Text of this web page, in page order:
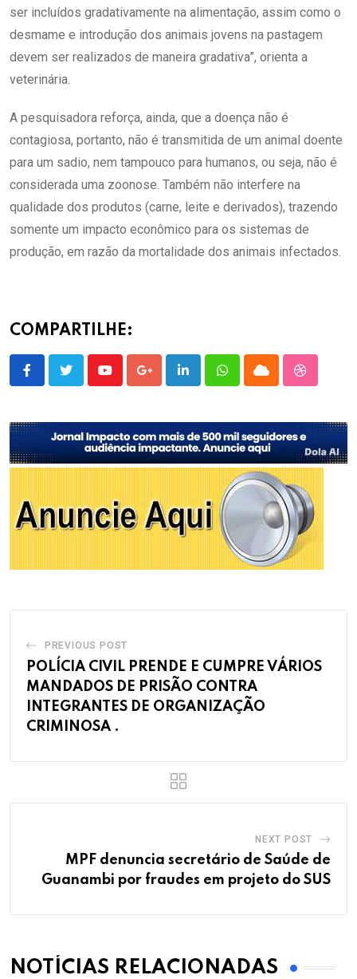
ser incluídos gradativamente na alimentação, assim como o
desmame e introdução dos animais jovens na pastagem
devem ser realizados de maneira gradativa”, orienta a
veterinária.
A pesquisadora reforça, ainda, que a doença não é
contagiosa, portanto, não é transmitida de um animal doente
para um sadio, nem tampouco para humanos, ou seja, não é
considerada uma zoonose. Também não interfere na
qualidade dos produtos (carne, leite e derivados), trazendo
somente um impacto econômico para os sistemas de
produção, em razão da mortalidade dos animais infectados.
COMPARTILHE:
YoutubeGoogle+LinkedInWhatsappCloud
PREVIOUS POST
POLÍCIA CIVIL PRENDE E CUMPRE VÁRIOS
MANDADOS DE PRISÃO CONTRA
INTEGRANTES DE ORGANIZAÇÃO
CRIMINOSA .
NEXT POST
MPF denuncia secretário de Saúde de
Guanambi por fraudes em projeto do SUS
NOTÍCIAS RELACIONADAS